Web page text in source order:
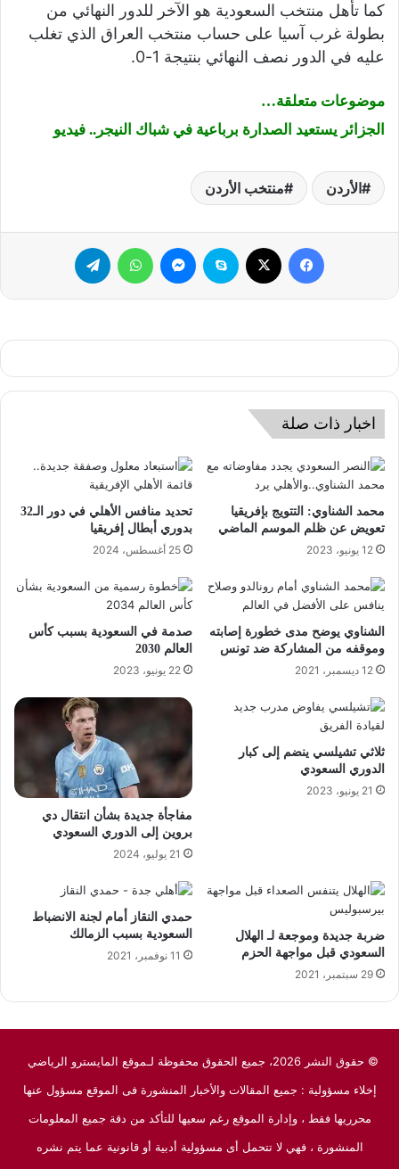
كما تأهل منتخب السعودية هو الآخر للدور النهائي من
بطولة غرب آسيا على حساب منتخب العراق الذي تغلب
عليه في الدور نصف النهائي بنتيجة 1-0.
موضوعات متعلقة…
الجزائر يستعيد الصدارة برباعية في شباك النيجر.. فيديو
الأردن منتخب الأردن
فيسبوك سكايب ماسنجر واتساب
اخبار ذات صلة
محمد الشناوي: التتويج بإفريقيا
تعويض عن ظلم الموسم الماضي
12 يونيو، 2023
تحديد منافس الأهلي في دور الـ32
بدوري أبطال إفريقيا
25 أغسطس، 2024
الشناوي يوضح مدى خطورة إصابته
وموقفه من المشاركة ضد تونس
12 ديسمبر، 2021
صدمة في السعودية بسبب كأس
العالم 2030
22 يونيو، 2023
ثلاثي تشيلسي ينضم إلى كبار
الدوري السعودي
21 يونيو، 2023
مفاجأة جديدة بشأن انتقال دي
بروين إلى الدوري السعودي
21 يوليو، 2024
ضربة جديدة وموجعة لـ الهلال
السعودي قبل مواجهة الحزم
29 سبتمبر، 2021
حمدي النقاز أمام لجنة الانضباط
السعودية بسبب الزمالك
11 نوفمبر، 2021
© حقوق النشر 2026، جميع الحقوق محفوظة لـموقع المايسترو الرياضي
إخلاء مسؤولية : جميع المقالات والأخبار المنشورة فى الموقع مسؤول عنها
محرريها فقط ، وإدارة الموقع رغم سعيها للتأكد من دقة جميع المعلومات
المنشورة ، فهي لا تتحمل أى مسؤولية أدبية أو قانونية عما يتم نشره